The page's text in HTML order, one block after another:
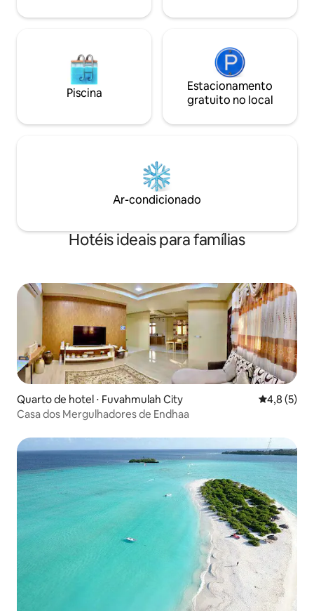
Piscina
Estacionamento
gratuito no local
Ar-condicionado
Hotéis ideais para famílias
Quarto de hotel ⋅ Fuvahmulah City 4,8 de
4,8 (5)
Casa dos Mergulhadores de Endhaa